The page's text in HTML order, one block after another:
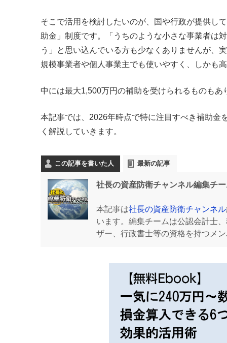
そこで活用を検討したいのが、国や行政が提供し
助金」制度です。「うちのような小さな事業者は
う」と思い込んでいる方も少なくありませんが、
規模事業者や個人事業主でも使いやすく、しかも
中には最大1,500万円の補助を受けられるものもあ
本記事では、2026年時点で特に注目すべき補助金
く解説していきます。
この記事を書いた人 最新の記事
社長の資産防衛チャンネル編集チ
本記事は社長の資産防衛チャンネル
います。編集チームは公認会計士
ザー、行政書士等の資格を持つメ